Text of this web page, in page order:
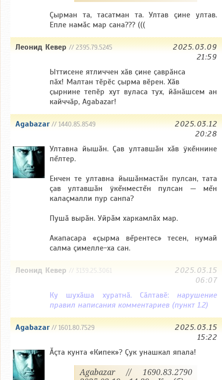
Çырман та, тасатман та. Ултав çине ултав.
Епле намăс мар сана??? (((
Леонид Кевер// 2395.79.5245
2025.03.09
21:59
Ыттисене ятличчен хӑв ҫине ҫаврӑнса
пӑх! Малтан тӗрӗс ҫырма вӗрен. Хӑв
ҫырнине тепӗр хут вуласа тух, йӑнӑшсем ан
кайччӑр, Agabazar!
Agabazar// 1440.85.8549
2025.03.12
20:28
Ултавна йышăн. Çав ултавшăн хăв ÿкĕннине
пĕлтер.
Енчен те ултавна йышăнмастăн пулсан, тата
çав ултавшăн ÿкĕнместĕн пулсан — мĕн
калаçмалли пур санпа?
Пушă вырăн. Уйрăм харкамлăх мар.
Акапасара «çырма вĕрентес» тесен, нумай
салма çимелле-ха сан.
Леонид Кевер // 3139.25.3061
2025.03.15
06:07
Ку шухӑша хуратнӑ. Сӑлтавӗ: нарушение
правил написания комментариев (пункт 1.2)
Agabazar// 1601.80.7529
2025.03.15
15:22
Ăçта кунта «Кипек»? Çук унашкал япала!
Agabazar // 1690.83.2790